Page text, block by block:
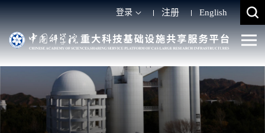
登录 注册 English